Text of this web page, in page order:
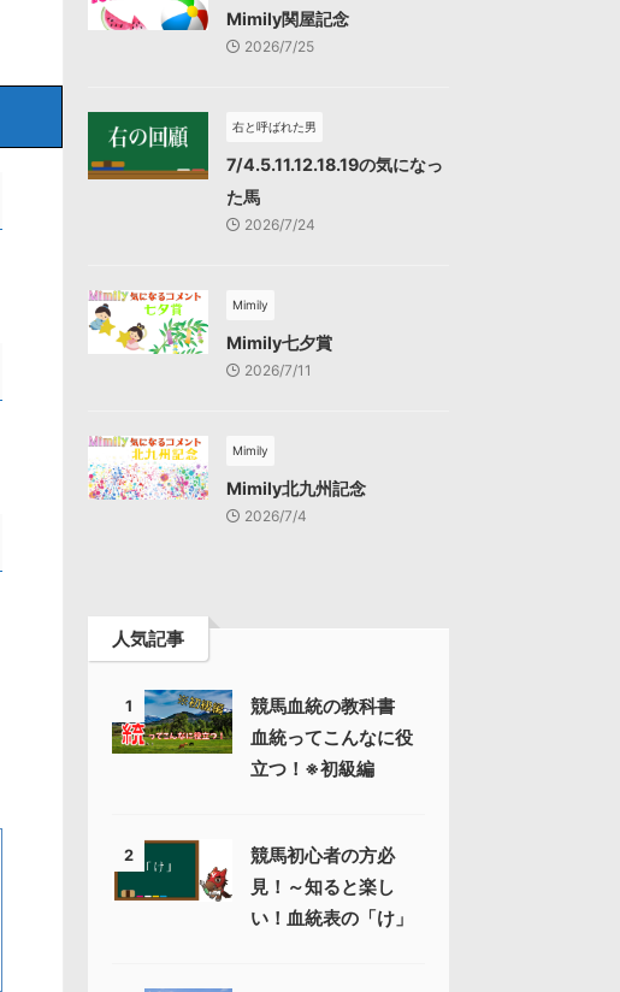
Mimily関屋記念
2026/7/25
右と呼ばれた男
7/4.5.11.12.18.19の気になっ
た馬
2026/7/24
Mimily
Mimily七夕賞
2026/7/11
Mimily
Mimily北九州記念
2026/7/4
人気記事
1
競馬血統の教科書
血統ってこんなに役
立つ！※初級編
2
競馬初心者の方必
見！～知ると楽し
い！血統表の「け」